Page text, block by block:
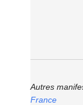
Autres
France